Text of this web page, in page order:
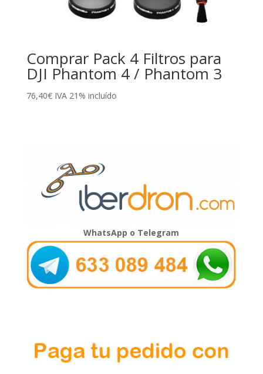
Comprar Pack 4 Filtros para
DJI Phantom 4 / Phantom 3
76,40€ IVA 21% incluído
WhatsApp o Telegram